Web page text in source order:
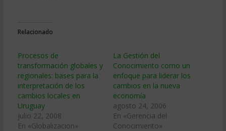
Relacionado
Procesos de
transformación globales y
regionales: bases para la
interpretación de los
cambios locales en
Uruguay
julio 22, 2008
En «Globalizacion»
La Gestión del
Conocimiento como un
enfoque para liderar los
cambios en la nueva
economía
agosto 24, 2006
En «Gerencia del
Conocimiento»